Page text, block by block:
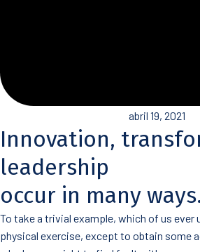
abril 19, 2021
Innovation,
leadership
occur in many ways.
To take a trivial example, which of us ever
physical exercise, except to obtain some